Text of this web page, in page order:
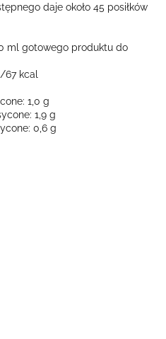
daje około 45 posiłków
ml gotowego produktu do
kcal
1,0 g
1,9 g
0,6 g